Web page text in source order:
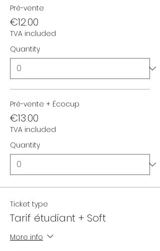
Pré-vente
€12.00
TVA included
Quantity
Pré-vente + Écocup
€13.00
TVA included
Quantity
Ticket type
Tarif étudiant + Soft
More info